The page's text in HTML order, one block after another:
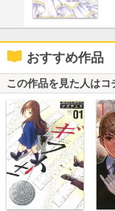
おすすめ作品
この作品を見た人は